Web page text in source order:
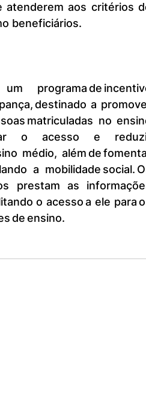
atenderem aos critérios
beneficiários.
destinado a
matriculadas no
o acesso e
médio, além de
a mobilidade social.
prestam as
o acesso a ele para
de ensino.